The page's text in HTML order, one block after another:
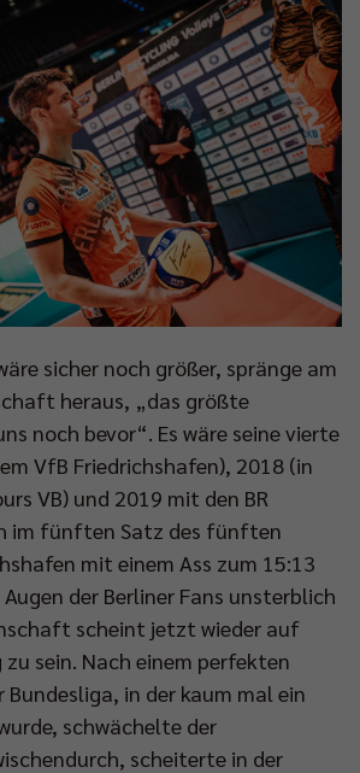
sicher noch größer, spränge am
heraus, „das größte
noch bevor“. Es wäre seine vierte
VfB Friedrichshafen), 2018 (in
VB) und 2019 mit den BR
im fünften Satz des fünften
mit einem Ass zum 15:13
der Berliner Fans unsterblich
scheint jetzt wieder auf
sein. Nach einem perfekten
in der kaum mal ein
schwächelte der
scheiterte in der